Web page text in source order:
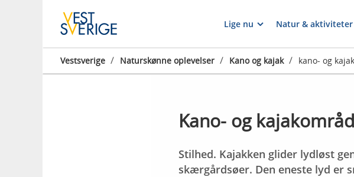
Lige nu Natur & aktiviteter
Vestsverige / Naturskønne oplevelser / Kano og kajak / kano- og
Kano- og
Stilhed. Kajakken glider lydløst
skærgårdsøer. Den eneste lyd er